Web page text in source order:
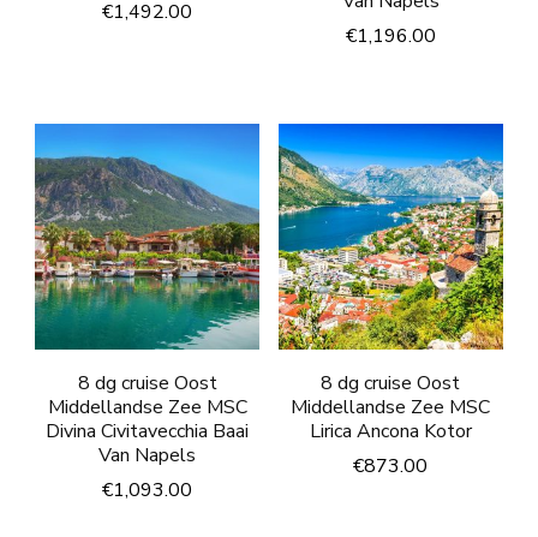
€1,492.00
€1,196.00
8 dg cruise Oost
Middellandse Zee MSC
Divina Civitavecchia Baai
Van Napels
€1,093.00
8 dg cruise Oost
Middellandse Zee MSC
Lirica Ancona Kotor
€873.00